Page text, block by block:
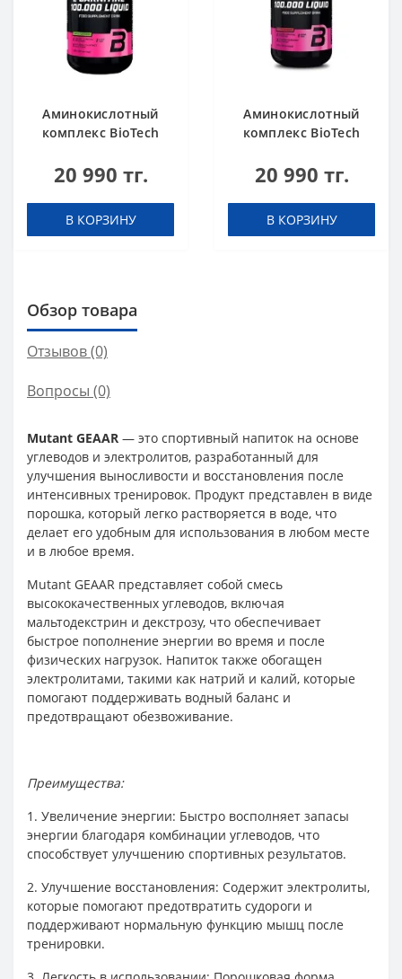
Аминокислотный
комплекс BioTech
100.000 Apple 500 мл
20 990 тг.
В КОРЗИНУ
Аминокислотный
комплекс BioTech
100.000 Cherry 500
20 990 тг.
В КОРЗИНУ
Обзор товара
Отзывов (0)
Вопросы (0)
Mutant GEAAR — это спортивный напиток на основе
углеводов и электролитов, разработанный для
улучшения выносливости и восстановления после
интенсивных тренировок. Продукт представлен в виде
порошка, который легко растворяется в воде, что
делает его удобным для использования в любом месте
и в любое время.
Mutant GEAAR представляет собой смесь
высококачественных углеводов, включая
мальтодекстрин и декстрозу, что обеспечивает
быстрое пополнение энергии во время и после
физических нагрузок. Напиток также обогащен
электролитами, такими как натрий и калий, которые
помогают поддерживать водный баланс и
предотвращают обезвоживание.
Преимущества:
1. Увеличение энергии: Быстро восполняет запасы
энергии благодаря комбинации углеводов, что
способствует улучшению спортивных результатов.
2. Улучшение восстановления: Содержит электролиты,
которые помогают предотвратить судороги и
поддерживают нормальную функцию мышц после
тренировки.